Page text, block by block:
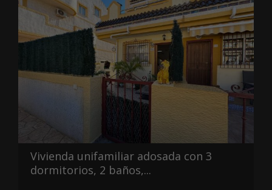
Vivienda unifamiliar adosada con 3
dormitorios, 2 baños,...